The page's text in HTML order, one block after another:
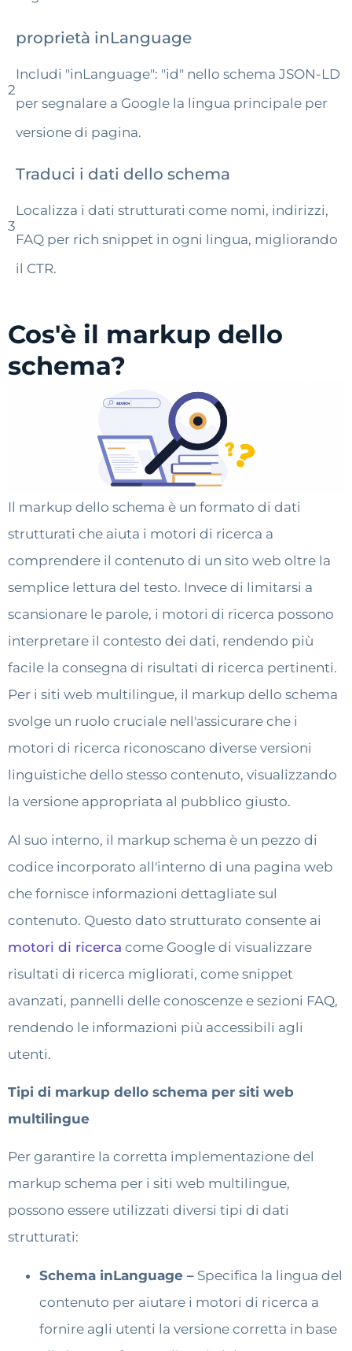
2
proprietà inLanguage
Includi "inLanguage": "id" nello schema JSON-LD
per segnalare a Google la lingua principale per
versione di pagina.
3
Traduci i dati dello schema
Localizza i dati strutturati come nomi, indirizzi,
FAQ per rich snippet in ogni lingua, migliorando
il CTR.
Cos'è il markup dello
schema?
Il markup dello schema è un formato di dati
strutturati che aiuta i motori di ricerca a
comprendere il contenuto di un sito web oltre la
semplice lettura del testo. Invece di limitarsi a
scansionare le parole, i motori di ricerca possono
interpretare il contesto dei dati, rendendo più
facile la consegna di risultati di ricerca pertinenti.
Per i siti web multilingue, il markup dello schema
svolge un ruolo cruciale nell'assicurare che i
motori di ricerca riconoscano diverse versioni
linguistiche dello stesso contenuto, visualizzando
la versione appropriata al pubblico giusto.
Al suo interno, il markup schema è un pezzo di
codice incorporato all'interno di una pagina web
che fornisce informazioni dettagliate sul
contenuto. Questo dato strutturato consente ai
motori di ricerca come Google di visualizzare
risultati di ricerca migliorati, come snippet
avanzati, pannelli delle conoscenze e sezioni FAQ,
rendendo le informazioni più accessibili agli
utenti.
Tipi di markup dello schema per siti web
multilingue
Per garantire la corretta implementazione del
markup schema per i siti web multilingue,
possono essere utilizzati diversi tipi di dati
strutturati:
Schema inLanguage – Specifica la lingua del
contenuto per aiutare i motori di ricerca a
fornire agli utenti la versione corretta in base